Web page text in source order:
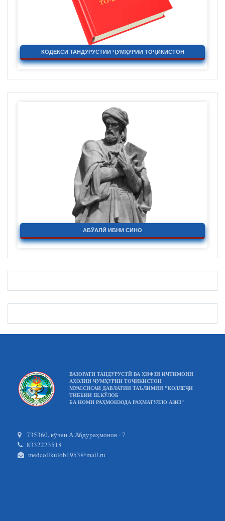
КОДЕКСИ ТАНДУРУСТИИ ҶУМҲУРИИ ТОҶИКИСТОН
АБӮАЛӢ ИБНИ СИНО
ВАЗОРАТИ ТАНДУРУСТӢ ВА ҲИФЗИ ИҶТИМОИИ
АҲОЛИИ ҶУМҲУРИИ ТОҶИКИСТОН
МУАССИСАИ ДАВЛАТИИ ТАЪЛИМИИ "КОЛЛЕҶИ
ТИББИИ Ш.КӮЛОБ
БА НОМИ РАҲМОНЗОДА РАҲМАТУЛЛО АЗИЗ"
735360, кӯчаи А.Абдураҳмонов - 7
8332223518
medcollkulob1953@mail.ru